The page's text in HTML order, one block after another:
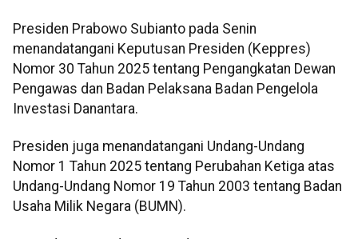
Presiden Prabowo Subianto pada Senin
menandatangani Keputusan Presiden (Keppres)
Nomor 30 Tahun 2025 tentang Pengangkatan Dewan
Pengawas dan Badan Pelaksana Badan Pengelola
Investasi Danantara.
Presiden juga menandatangani Undang-Undang
Nomor 1 Tahun 2025 tentang Perubahan Ketiga atas
Undang-Undang Nomor 19 Tahun 2003 tentang Badan
Usaha Milik Negara (BUMN).